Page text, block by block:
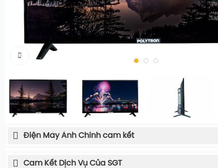
Điện Máy Ánh Chinh cam kết
Cam Kết Dịch Vụ Của SGT